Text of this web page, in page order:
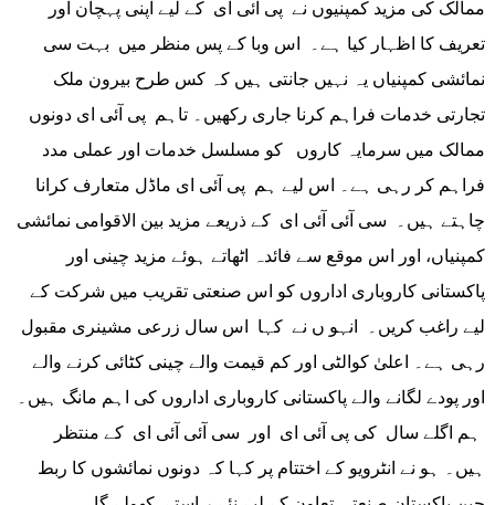
ممالک کی مزید کمپنیوں نے پی آئی ای کے لیے اپنی پہچان اور
تعریف کا اظہار کیا ہے۔ اس وبا کے پس منظر میں بہت سی
نمائشی کمپنیاں یہ نہیں جانتی ہیں کہ کس طرح بیرون ملک
تجارتی خدمات فراہم کرنا جاری رکھیں۔ تاہم پی آئی ای دونوں
ممالک میں سرمایہ کاروں کو مسلسل خدمات اور عملی مدد
فراہم کر رہی ہے۔ اس لیے ہم پی آئی ای ماڈل متعارف کرانا
چاہتے ہیں۔ سی آئی آئی ای کے ذریعے مزید بین الاقوامی نمائشی
کمپنیاں، اور اس موقع سے فائدہ اٹھاتے ہوئے مزید چینی اور
پاکستانی کاروباری اداروں کو اس صنعتی تقریب میں شرکت کے
لیے راغب کریں۔ انہو ں نے کہا اس سال زرعی مشینری مقبول
رہی ہے۔ اعلیٰ کوالٹی اور کم قیمت والے چینی کٹائی کرنے والے
اور پودے لگانے والے پاکستانی کاروباری اداروں کی اہم مانگ ہیں۔
ہم اگلے سال کی پی آئی ای اور سی آئی آئی ای کے منتظر
ہیں۔ ہو نے انٹرویو کے اختتام پر کہا کہ دونوں نمائشوں کا ربط